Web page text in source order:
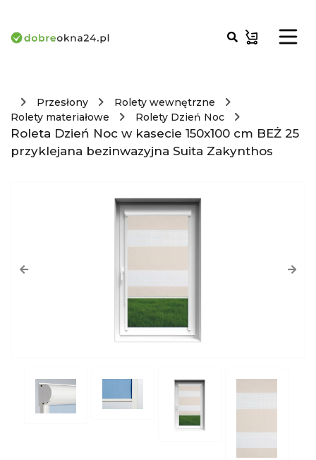
Przesłony
Rolety wewnętrzne
Rolety materiałowe
Rolety Dzień Noc
Roleta Dzień Noc w kasecie 150x100 cm BEŻ 25
przyklejana bezinwazyjna Suita Zakynthos